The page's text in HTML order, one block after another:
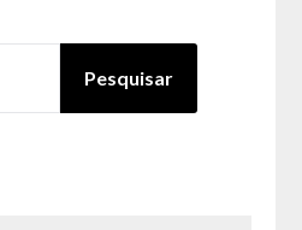
Pesquisar